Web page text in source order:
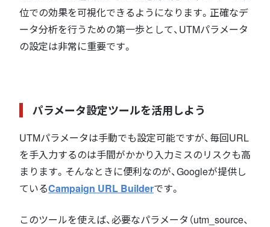
位での効果を可視化できるようになります。正確なデ
ータ分析を行うための第一歩として、UTMパラメータ
の設定は非常に重要です。
パラメータ設定ツールを活用しよう
UTMパラメータは手動でも設定可能ですが、毎回URL
を手入力するのは手間がかかり入力ミスのリスクも高
まります。そんなときに便利なのが、Googleが提供し
ているCampaign URL Builderです。
このツールを使えば、必要なパラメータ（utm_source、